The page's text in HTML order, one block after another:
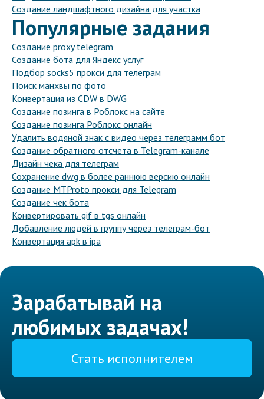
Создание ландшафтного дизайна для участка
Популярные задания
Создание proxy telegram
Создание бота для Яндекс услуг
Подбор socks5 прокси для телеграм
Поиск манхвы по фото
Конвертация из CDW в DWG
Создание позинга в Роблокс на сайте
Создание позинга Роблокс онлайн
Удалить водяной знак с видео через телеграмм бот
Создание обратного отсчета в Telegram-канале
Дизайн чека для телеграм
Сохранение dwg в более раннюю версию онлайн
Создание MTProto прокси для Telegram
Создание чек бота
Конвертировать gif в tgs онлайн
Добавление людей в группу через телеграм-бот
Конвертация apk в ipa
Зарабатывай на
любимых задачах!
Стать исполнителем